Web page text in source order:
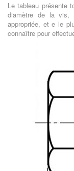
Le tableau présente
diamètre de la
appropriée, et e le
connaître pour